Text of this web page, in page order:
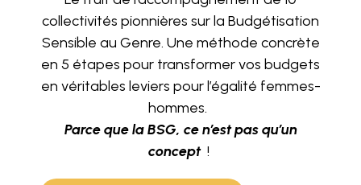
collectivités pionnières sur la Budgétisation
Sensible au Genre. Une méthode concrète
en 5 étapes pour transformer vos budgets
en véritables leviers pour l’égalité femmes-
hommes.
Parce que la BSG, ce n’est pas qu’un
concept!